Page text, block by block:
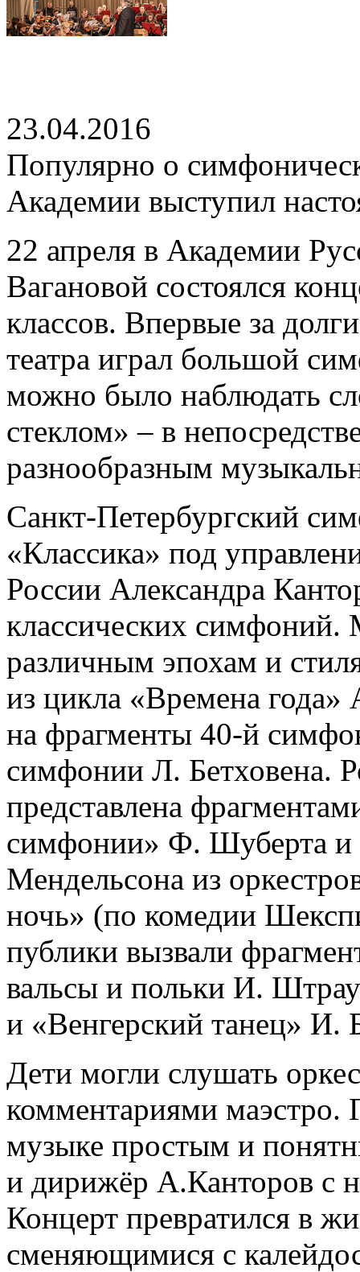
23.04.2016
Популярно о
Академии выступил
22 апреля в Академии
Вагановой состоялся
классов. Впервые за
театра играл большой
можно было наблюдать
стеклом» – в
разнообразным
Санкт-Петербургский
«Классика» под
России Александра
классических симфоний.
различным эпохам и
из цикла «Времена
на фрагменты 40-й
симфонии Л. Бетховена.
представлена
симфонии» Ф. Шуберта
Мендельсона из
ночь» (по комедии
публики вызвали
вальсы и польки И.
и «Венгерский танец» И.
Дети могли слушать
комментариями маэстро.
музыке простым и
и дирижёр А.Канторов с
Концерт превратился в
сменяющимися с